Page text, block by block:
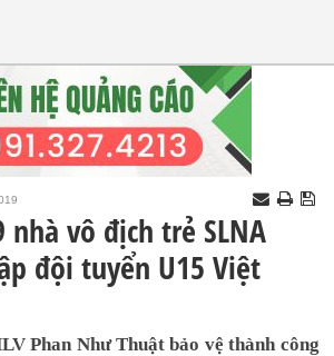
vô địch trẻ SLNA
đội tuyển U15 Việt
Phan Như Thuật bảo vệ thành công